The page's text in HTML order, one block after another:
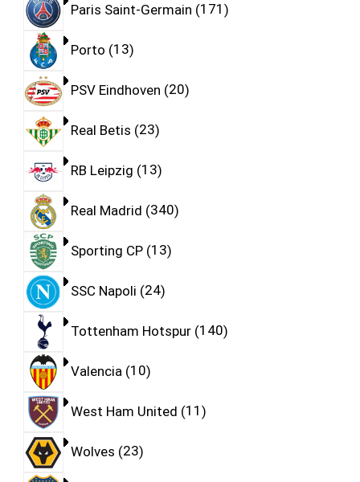
Paris Saint-Germain 171
Porto 13
PSV Eindhoven 20
Real Betis 23
RB Leipzig 13
Real Madrid 340
Sporting CP 13
SSC Napoli 24
Tottenham Hotspur 140
Valencia 10
West Ham United 11
Wolves 23